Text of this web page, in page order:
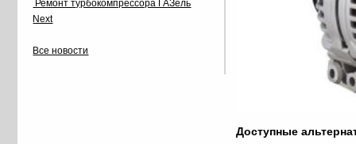
Доступные
Ремонт турбокомпрессора ГАЗель
Next
Все новости